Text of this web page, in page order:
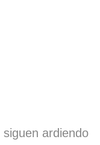
ardiendo